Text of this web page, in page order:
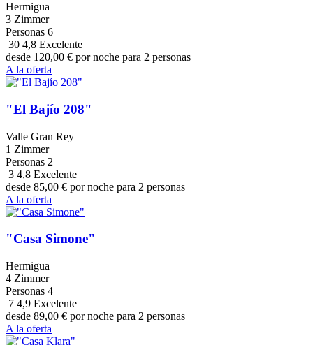
Hermigua
3 Zimmer
Personas 6
30 4,8 Excelente
desde 120,00 € por noche para 2 personas
A la oferta
"El Bajío 208"
Valle Gran Rey
1 Zimmer
Personas 2
3 4,8 Excelente
desde 85,00 € por noche para 2 personas
A la oferta
"Casa Simone"
Hermigua
4 Zimmer
Personas 4
7 4,9 Excelente
desde 89,00 € por noche para 2 personas
A la oferta